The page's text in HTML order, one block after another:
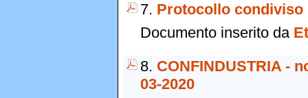
7. Protocollo condiviso
Documento inserito da
8. CONFINDUSTRIA -
03-2020